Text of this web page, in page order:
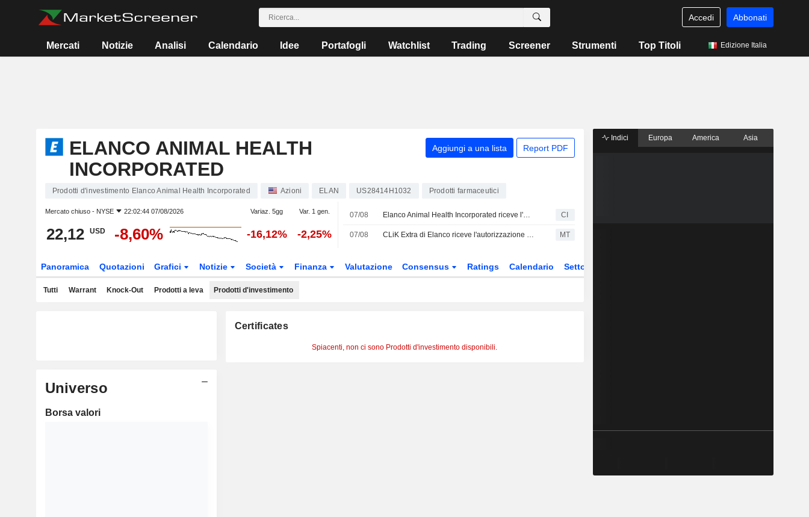
Accedi Abbonati
Mercati Notizie Analisi Calendario Idee Portafogli Watchlist Trading Screener Strumenti Top Titoli Edizione Italia
ELANCO ANIMAL HEALTH
INCORPORATED
Aggiungi a una lista Report PDF
Prodotti d'investimento Elanco Animal Health Incorporated Azioni ELAN US28414H1032 Prodotti farmaceutici
Mercato chiuso - NYSE 22:02:44 07/08/2026 Variaz. 5gg Var. 1 gen.
22,12 USD -8,60% -16,12% -2,25%
07/08 Elanco Animal Health Incorporated riceve l'autorizzazione all'uso di emergenza dalla FDA per lo spray CLiK Extra contro la mosca carnivora nel bestiame e nella fauna selvatica CI
07/08 CLiK Extra di Elanco riceve l'autorizzazione all'uso di emergenza della FDA per il verme della piaga del Nuovo Mondo MT
Panoramica Quotazioni Grafici Notizie Società Finanza Valutazione Consensus Ratings Calendario Settore
Tutti Warrant Knock-Out Prodotti a leva Prodotti d'investimento
Universo
Borsa valori
Certificates
Spiacenti, non ci sono Prodotti d'investimento disponibili.
Indici Europa America Asia